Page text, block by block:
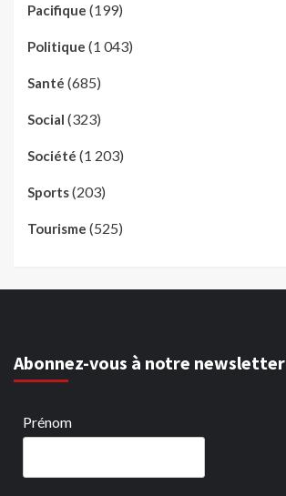
Pacifique (199)
Politique (1 043)
Santé (685)
Social (323)
Société (1 203)
Sports(203)
Tourisme (525)
Abonnez-vous à notre newsletter
Prénom